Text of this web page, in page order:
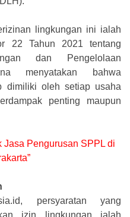
lingkungan ini ialah
22 Tahun 2021 tentang
dan Pengelolaan
menyatakan bahwa
dimiliki oleh setiap usaha
penting maupun
Jasa Pengurusan SPPL di
persyaratan yang
izin lingkungan ialah